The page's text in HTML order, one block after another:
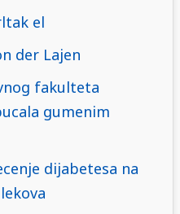
el
der Lajen
fakulteta
gumenim
dijabetesa na